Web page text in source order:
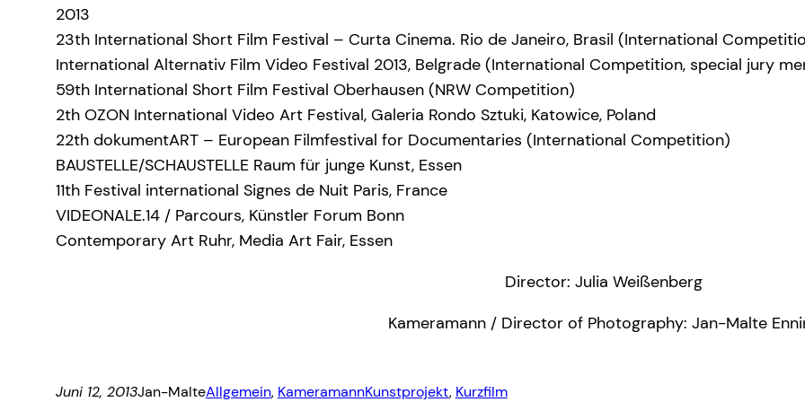
2013
23th International Short Film Festival – Curta Cinema. Rio de Janeiro, Brasil (International
International Alternativ Film Video Festival 2013, Belgrade (International Competition, special jury
59th International Short Film Festival Oberhausen (NRW Competition)
2th OZON International Video Art Festival, Galeria Rondo Sztuki, Katowice, Poland
22th dokumentART – European Filmfestival for Documentaries (International Competition)
BAUSTELLE/SCHAUSTELLE Raum für junge Kunst, Essen
11th Festival international Signes de Nuit Paris, France
VIDEONALE.14 / Parcours, Künstler Forum Bonn
Contemporary Art Ruhr, Media Art Fair, Essen
Director: Julia Weißenberg
Kameramann / Director of Photography: Jan-Malte
Juni 12, 2013Jan-MalteAllgemein, KameramannKunstprojekt, Kurzfilm